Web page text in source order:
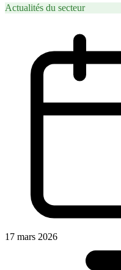
Actualités du secteur
17 mars 2026